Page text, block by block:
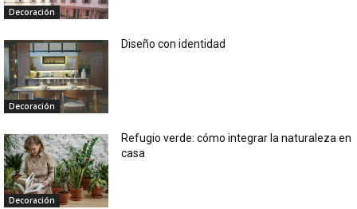
Decoración
Decoración
Diseño con identidad
Decoración
Refugio verde: cómo integrar la naturaleza en
casa